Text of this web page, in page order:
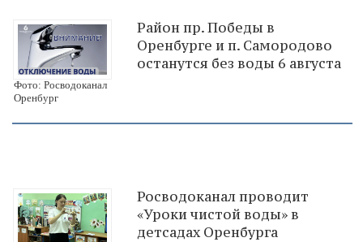
Фото: Росводоканал
Оренбург
Район пр. Победы в
Оренбурге и п. Самородово
останутся без воды 6 августа
Росводоканал проводит
«Уроки чистой воды» в
детсадах Оренбурга